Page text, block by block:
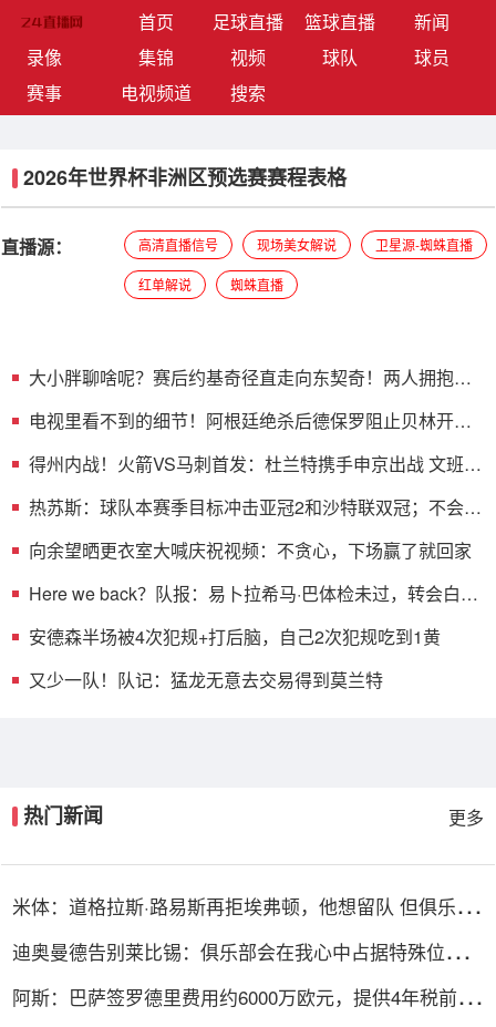
首页(current)足球直播 篮球直播
新闻
录像
集锦 视频 球队
球员
赛事
电视频道 搜索
2026年世界杯非洲区预选赛赛程表格
直播源： 高清直播信号 现场美女解说 卫星源-蜘蛛直播
红单解说 蜘蛛直播
大小胖聊啥呢？赛后约基奇径直走向东契奇！两人拥抱完
电视里看不到的细节！阿根廷绝杀后德保罗阻止贝林开
得州内战！火箭VS马刺首发：杜兰特携手申京出战 文班亚
热苏斯：球队本赛季目标冲击亚冠2和沙特联双冠；不会责
向余望晒更衣室大喊庆祝视频：不贪心，下场赢了就回家
Here we back？队报：易卜拉希马·巴体检未过，转会白堡
安德森半场被4次犯规+打后脑，自己2次犯规吃到1黄
又少一队！队记：猛龙无意去交易得到莫兰特
热门新闻 更多
米体：道格拉斯·路易斯再拒埃弗顿，他想留队 但俱乐部
迪奥曼德告别莱比锡：俱乐部会在我心中占据特殊位置，
阿斯：巴萨签罗德里费用约6000万欧元，提供4年税前